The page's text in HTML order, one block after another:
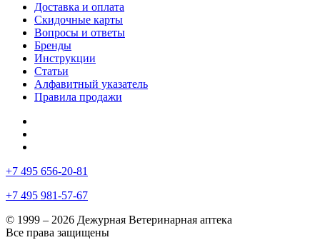
Доставка и оплата
Скидочные карты
Вопросы и ответы
Бренды
Инструкции
Статьи
Алфавитный указатель
Правила продажи
+7 495 656-20-81
+7 495 981-57-67
© 1999 – 2026 Дежурная Ветеринарная аптека
Все права защищены